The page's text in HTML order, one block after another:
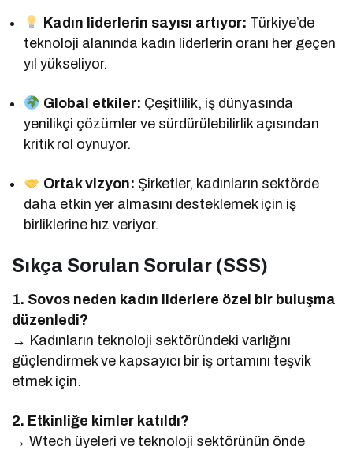
Kadın liderlerin sayısı artıyor: Türkiye’de
teknoloji alanında kadın liderlerin oranı her geçen
yıl yükseliyor.
Global etkiler: Çeşitlilik, iş dünyasında
yenilikçi çözümler ve sürdürülebilirlik açısından
kritik rol oynuyor.
Ortak vizyon: Şirketler, kadınların sektörde
daha etkin yer almasını desteklemek için iş
birliklerine hız veriyor.
Sıkça Sorulan Sorular (SSS)
1. Sovos neden kadın liderlere özel bir buluşma
düzenledi?
→ Kadınların teknoloji sektöründeki varlığını
güçlendirmek ve kapsayıcı bir iş ortamını teşvik
etmek için.
2. Etkinliğe kimler katıldı?
→ Wtech üyeleri ve teknoloji sektörünün önde